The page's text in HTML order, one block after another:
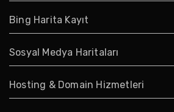
Bing Harita Kayıt
Sosyal Medya Haritaları
Hosting & Domain Hizmetleri